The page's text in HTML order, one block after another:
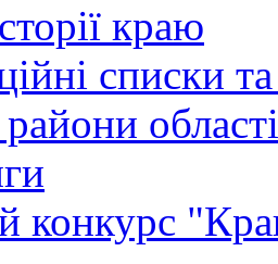
краю
списки
області
конкурс